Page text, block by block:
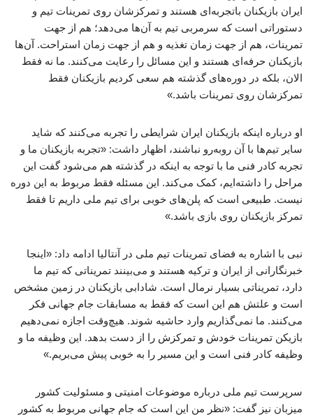
ایران بازیکنان باتجربه‌ای هستند و تمرکزشان روی تمرینات تیم و
دستوراتی است که سرمربی تیم به آن‌ها می‌دهد؛ هم از جهت
تمرینات، هم از جهت زمان تغذیه و هم از جهت زمان استراحت. آن‌ها
بازیکنان حرفه‌ای هستند و این مسائل را رعایت می‌کنند. ما نه فقط
الان، بلکه در دوره‌های گذشته هم سعی کردیم بازیکنان فقط
تمرکزشان روی تمرینات باشد.»
او درباره اینکه بازیکنان ایران شرایطی را تجربه می‌کنند که شاید
سایر تیم‌ها با آن روبه‌رو نباشند، اظهار داشت: «تجربه بازیکنان ما و
تجربه کادر فنی ما با توجه به اینکه در گذشته هم می‌شود گفت این
مراحل را داشته‌ایم، کمک می‌کند. این مسئله فقط مربوط به این دوره
نیست. طبیعی است که پلن‌های خوبی برای تیم ملی داریم تا فقط
تمرکز بازیکنان روی بازی باشد.»
نبی با اشاره به فضای تمرینات تیم ملی در آنتالیا ادامه داد: «اینجا
خبرنگارانی از ایران و ترکیه هستند و می‌بینند تمریناتی که تیم ما
دارد، تمریناتی بسیار نرمال است. شادابی بازیکنان در زمین مشخص
است و علتش هم این است که فقط به مسابقات جام جهانی فکر
می‌کنند. ما نمی‌گذاریم وارد حاشیه شوند. هیچ‌وقت اجازه نمی‌دهیم
بازیکن تمرینات خودش و تمرکزش را از دست بدهد. این وظیفه ما و
وظیفه کادر فنی است و این مسیر را به خوبی پیش می‌بریم.»
سرپرست تیم ملی درباره موضوعات امنیتی و مسئولیت کشور
میزبان نیز گفت: «نظر من این است که جام جهانی مربوط به کشور